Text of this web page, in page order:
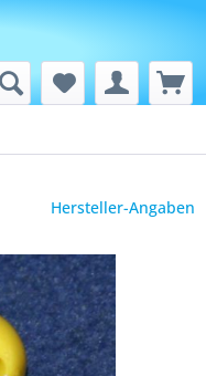
Hersteller-Angaben